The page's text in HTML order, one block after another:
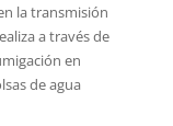
la transmisión
a través de
en
de agua